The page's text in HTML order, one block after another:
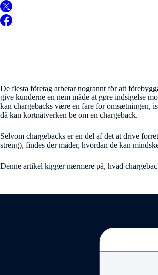
De flesta företag arbetar nogrannt för att
give kunderne en nem måde at gøre indsigelse
kan chargebacks være en fare for omsætningen,
då kan kortnätverken be om en chargeback.
Selvom chargebacks er en del af det at drive
streng), findes der måder, hvordan de kan
Denne artikel kigger nærmere på, hvad